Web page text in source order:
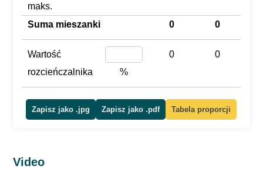
maks.
Suma mieszanki 0 0
Wartość
rozcieńczalnika
%
0 0
Zapisz jako .jpg Zapisz jako .pdf Tabela proporcji
Video